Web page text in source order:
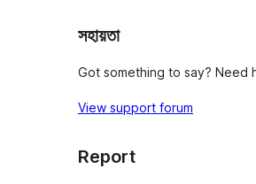
সহায়তা
Got something to say? Need
View support forum
Report